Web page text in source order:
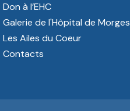
Don à l’EHC
Galerie de l'Hôpital de Morges
Les Ailes du Coeur
Contacts